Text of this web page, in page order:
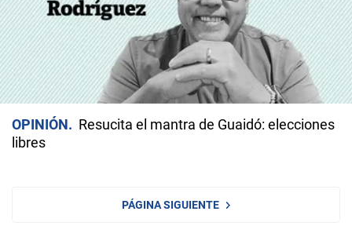
OPINIÓN
Resucita el mantra de Guaidó: elecciones
libres
PÁGINA SIGUIENTE